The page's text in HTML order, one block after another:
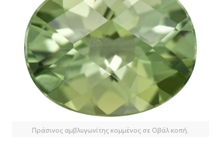
Πράσινος αμβλυγωνίτης κομμένος σε Οβάλ κοπή.